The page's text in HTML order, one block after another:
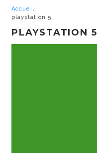
Accueil
playstation 5
PLAYSTATION 5